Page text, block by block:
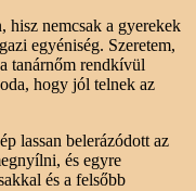
hisz nemcsak a gyerekek
egyéniség. Szeretem,
tanárnőm rendkívül
hogy jól telnek az
lassan belerázódott az
és egyre
és a felsőbb